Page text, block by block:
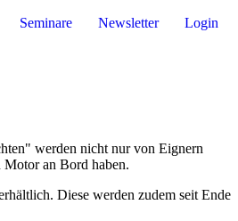
Seminare Newsletter Login
werden nicht nur von Eignern
Motor an Bord haben.
Diese werden zudem seit Ende